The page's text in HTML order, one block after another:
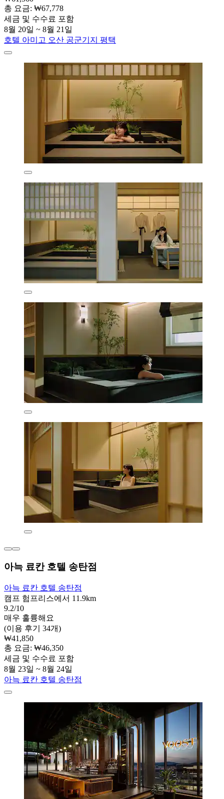
총 요금: ₩67,778
세금 및 수수료 포함
8월 20일 ~ 8월 21일
호텔 아미고 오산 공군기지 평택
아늑 료칸 호텔 송탄점
아늑 료칸 호텔 송탄점
캠프 험프리스에서 11.9km
9.2/10
매우 훌륭해요
(이용 후기 34개)
₩41,850
총 요금: ₩46,350
세금 및 수수료 포함
8월 23일 ~ 8월 24일
아늑 료칸 호텔 송탄점